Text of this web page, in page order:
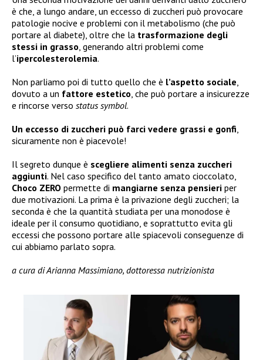
è che, a lungo andare, un eccesso di zuccheri può provocare
patologie nocive e problemi con il metabolismo (che può
portare al diabete), oltre che la trasformazione degli
stessi in grasso , generando altri problemi come
l’ipercolesterolemia.
Non parliamo poi di tutto quello che è l’aspetto sociale
dovuto a un fattore estetico , che può portare a insicurezze
e rincorse verso status symbol.
Un eccesso di zuccheri può farci vedere grassi e gonfi
sicuramente non è piacevole!
Il segreto dunque è scegliere alimenti senza zuccheri
aggiunti. Nel caso specifico del tanto amato cioccolato,
Choco ZERO permette di mangiarne senza pensieri per
due motivazioni. La prima è la privazione degli zuccheri; la
seconda è che la quantità studiata per una monodose è
ideale per il consumo quotidiano, e soprattutto evita gli
eccessi che possono portare alle spiacevoli conseguenze di
cui abbiamo parlato sopra.
a cura di Arianna Massimiano, dottoressa nutrizionista